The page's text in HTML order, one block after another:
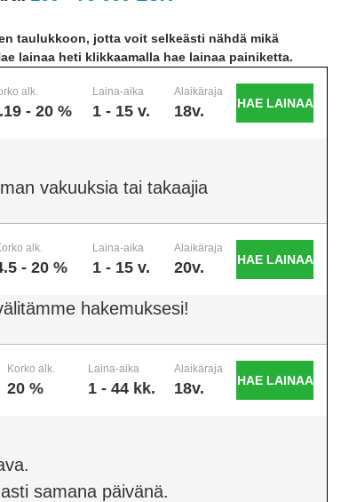
taulukkoon, jotta voit selkeästi nähdä mikä
lainaa heti klikkaamalla hae lainaa painiketta.
alk.
- 20 %
Laina-aika
1 - 15 v.
Alaikäraja
18v. HAE LAINAA
vakuuksia tai takaajia
alk.
- 20 %
Laina-aika
1 - 15 v.
Alaikäraja
20v. HAE LAINAA
hakemuksesi!
Korko alk.
20 %
Laina-aika
1 - 44 kk.
Alaikäraja
18v. HAE LAINAA
samana päivänä.